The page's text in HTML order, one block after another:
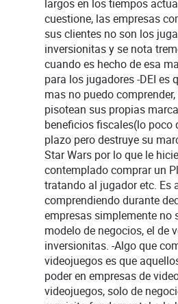
largos en los tiempos
cuestione, las empresas
sus clientes no son los
inversionitas y se nota
cuando es hecho de esa
para los jugadores -DEI es
mas no puedo
pisotean sus propias
beneficios fiscales(lo poco
plazo pero destruye su
Star Wars por lo que le
contemplado comprar un
tratando al jugador etc. Es
comprendiendo durante
empresas simplemente no
modelo de negocios, el de
inversionitas. -Algo que
videojuegos es que
poder en empresas de
videojuegos, solo de